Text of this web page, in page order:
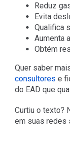
Reduz
Evita
Qualifica
Aumenta
Obtém
Quer saber
consultores e
do EAD que
Curtiu o texto?
em suas redes